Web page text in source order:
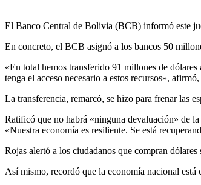
El Banco Central de Bolivia (BCB) informó este
En concreto, el BCB asignó a los bancos 50
«En total hemos transferido 91 millones de
tenga el acceso necesario a estos recursos»,
La transferencia, remarcó, se hizo para frenar las
Ratificó que no habrá «ninguna devaluación» de
«Nuestra economía es resiliente. Se está
Rojas alertó a los ciudadanos que compran
Así mismo, recordó que la economía nacional